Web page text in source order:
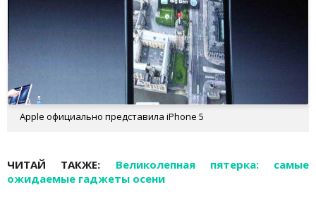
Apple официально представила iPhone 5
ЧИТАЙ ТАКЖЕ: Великолепная пятерка: самые
ожидаемые гаджеты осени